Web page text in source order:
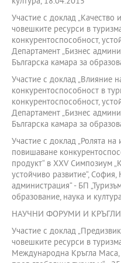
Участие с доклад „Качество
човешките ресурси в
конкурентоспособност,
Департамент „Бизнес
Българска камара за
Участие с доклад „Влияние
конкурентоспособност в
конкурентоспособност,
Департамент „Бизнес
Българска камара за
Участие с доклад „Ролята на
повишаване
продукт“ в XХV Симпозиум
устойчиво развитие“,
администрация“ - БП
образование, наука и
НАУЧНИ ФОРУМИ И
Участие с доклад
човешките ресурси в
Международна Кръгла Маса,